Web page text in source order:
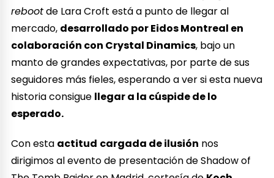
rebootde Lara Croft está a punto de llegar al
mercado, desarrollado por Eidos Montreal en
colaboración con Crystal Dinamics, bajo un
manto de grandes expectativas, por parte de sus
seguidores más fieles, esperando a ver si esta nueva
historia consigue llegar a la cúspide de lo
esperado.
Con esta actitud cargada de ilusión nos
dirigimos al evento de presentación de Shadow of